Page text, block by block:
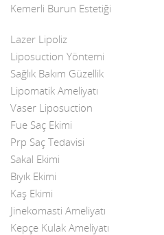
Kemerli Burun Estetiği
Lazer Lipoliz
Liposuction Yöntemi
Sağlık Bakım Güzellik
Lipomatik Ameliyatı
Vaser Liposuction
Fue Saç Ekimi
Prp Saç Tedavisi
Sakal Ekimi
Bıyık Ekimi
Kaş Ekimi
Jinekomasti Ameliyatı
Kepçe Kulak Ameliyatı